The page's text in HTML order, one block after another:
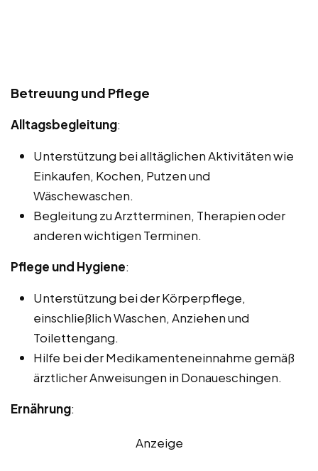
Betreuung und Pflege
Alltagsbegleitung:
Unterstützung bei alltäglichen Aktivitäten wie
Einkaufen, Kochen, Putzen und
Wäschewaschen.
Begleitung zu Arztterminen, Therapien oder
anderen wichtigen Terminen.
Pflege und Hygiene:
Unterstützung bei der Körperpflege,
einschließlich Waschen, Anziehen und
Toilettengang.
Hilfe bei der Medikamenteneinnahme gemäß
ärztlicher Anweisungen in Donaueschingen.
Ernährung:
Anzeige